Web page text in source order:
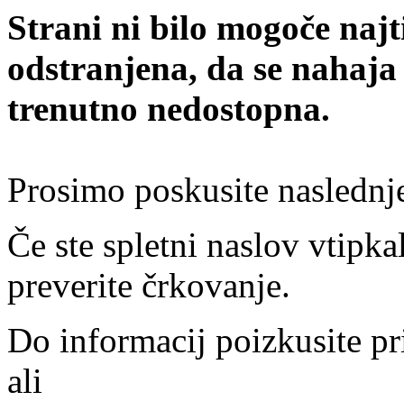
Strani ni bilo mogoče
odstranjena, da se
trenutno nedostopna.
Prosimo poskusite
Če ste spletni naslov
preverite črkovanje.
Do informacij poizkusite
ali